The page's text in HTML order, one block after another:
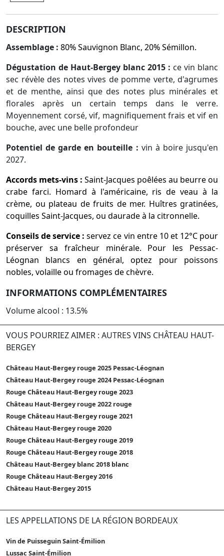
DESCRIPTION
Assemblage : 80% Sauvignon Blanc, 20% Sémillon.
Dégustation de Haut-Bergey blanc 2015 : ce vin blanc
sec révèle des notes vives de pomme verte, d'agrumes
et de menthe, ainsi que des notes plus minérales et
florales après un certain temps dans le verre.
Moyennement corsé, vif, magnifiquement frais et vif en
bouche, avec une belle profondeur
Potentiel de garde en bouteille : vin à boire jusqu'en
2027.
Accords mets-vins : Saint-Jacques poêlées au beurre ou
crabe farci.​ Homard à l'américaine, ris de veau à la
crème, ou plateau de fruits de mer.​ Huîtres gratinées,
coquilles Saint-Jacques, ou daurade à la citronnelle.​
Conseils de service :servez ce vin entre 10 et 12°C pour
préserver sa fraîcheur minérale. Pour les Pessac-
Léognan blancs en général, optez pour poissons
nobles, volaille ou fromages de chèvre.
INFORMATIONS COMPLÉMENTAIRES
Volume alcool : 13.5%
VOUS POURRIEZ AIMER : AUTRES VINS CHÂTEAU HAUT-
BERGEY
Château Haut-Bergey rouge 2025 Pessac-Léognan
Château Haut-Bergey rouge 2024 Pessac-Léognan
Rouge Château Haut-Bergey rouge 2023
Château Haut-Bergey rouge 2022 rouge
Rouge Château Haut-Bergey rouge 2021
Château Haut-Bergey rouge 2020
Rouge Château Haut-Bergey rouge 2019
Rouge Château Haut-Bergey rouge 2018
Château Haut-Bergey blanc 2018 blanc
Rouge Château Haut-Bergey 2016
Château Haut-Bergey 2015
LES APPELLATIONS DE LA RÉGION BORDEAUX
Vin de Puisseguin Saint-Émilion
Lussac Saint-Émilion